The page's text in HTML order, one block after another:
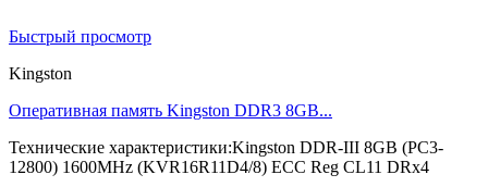
Быстрый просмотр
Kingston
Оперативная память Kingston DDR3 8GB...
Технические характеристики:Kingston DDR-III 8GB (PC3-
12800) 1600MHz (KVR16R11D4/8) ECC Reg CL11 DRx4